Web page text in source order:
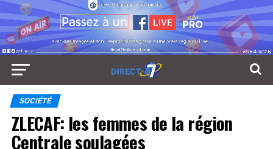
SOCIÉTÉ
ZLECAF: les femmes de la région
Centrale soulagées